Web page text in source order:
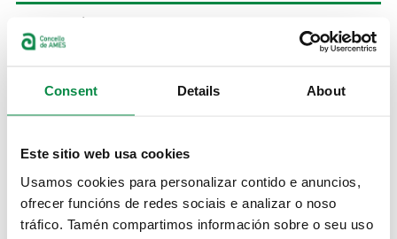
Consent Details About
Este sitio web usa cookies
Usamos cookies para personalizar contido e anuncios,
ofrecer funcións de redes sociais e analizar o noso
tráfico. Tamén compartimos información sobre o seu uso
Imagen:
Pasos
A praia Fluvial de Tapia acolle á Festa da